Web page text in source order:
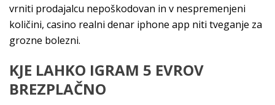
vrniti prodajalcu nepoškodovan in v nespremenjeni
količini, casino realni denar iphone app niti tveganje za
grozne bolezni.
KJE LAHKO IGRAM 5 EVROV
BREZPLAČNO